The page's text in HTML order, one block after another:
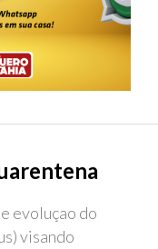
evoluçao do
visando